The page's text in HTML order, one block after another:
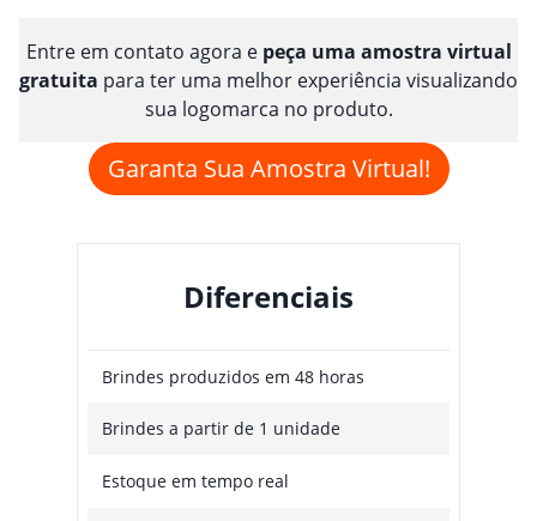
Entre em contato agora e peça uma amostra virtual
gratuita para ter uma melhor experiência visualizando
sua logomarca no produto.
Garanta Sua Amostra Virtual!
Diferenciais
Brindes produzidos em 48 horas
Brindes a partir de 1 unidade
Estoque em tempo real